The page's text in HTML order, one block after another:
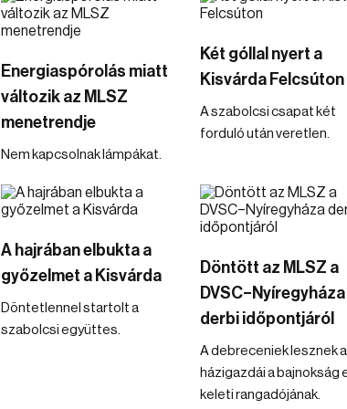
Energiaspórolás miatt
változik az MLSZ
menetrendje
Nem kapcsolnak lámpákat.
Két góllal nyert a
Kisvárda Felcsúton
A szabolcsi csapat két
forduló után veretlen.
A hajrában elbukta a
győzelmet a Kisvárda
Döntetlennel startolt a
szabolcsi együttes.
Döntött az MLSZ a
DVSC–Nyíregyháza
derbi időpontjáról
A debreceniek lesznek a
házigazdái a bajnokság
keleti rangadójának.